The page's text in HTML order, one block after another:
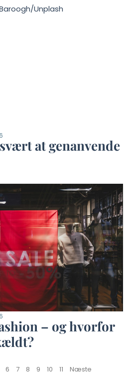
at genanvende
– og hvorfor
6 7 8 9 10 11 Næste